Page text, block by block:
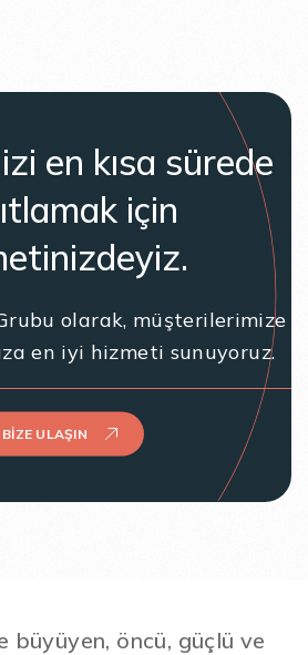
en kısa sürede
için
olarak, müşterilerimize
en iyi hizmeti sunuyoruz.
BIZE ULAŞIN
büyüyen, öncü, güçlü ve